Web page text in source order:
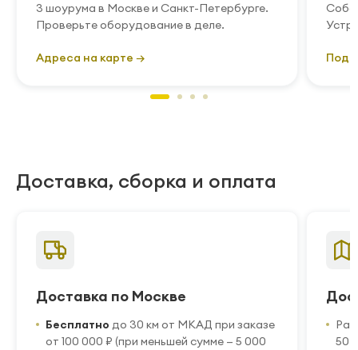
3 шоурума в Москве и Санкт-Петербурге.
Проверьте оборудование в деле.
Адреса на карте →
Доставка, сборка и оплата
Доставка по Москве
Бесплатно до 30 км от МКАД при заказе
от 100 000 ₽ (при меньшей сумме — 5 000
50